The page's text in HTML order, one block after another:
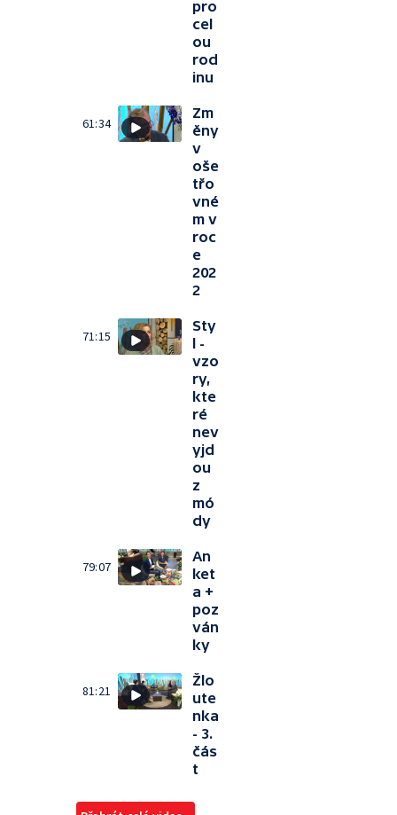
pro
cel
ou
rod
inu
61:34
Zm
ěny
v
oše
třo
vné
m v
roc
e
202
2
71:15
Sty
l -
vzo
ry,
kte
ré
nev
yjd
ou
z
mó
dy
79:07
An
ket
a +
poz
ván
ky
81:21
Žlo
ute
nka
- 3.
čás
t